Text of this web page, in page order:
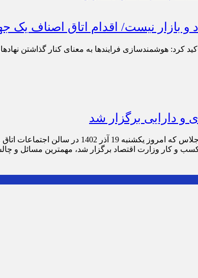
و بازار نیست/ اقدام اتاق اصناف یک
کرد: هوشمندسازی فرایندها به معنای کنار گذاشتن
و دارایی برگزار شد
اتاق اصناف تهران در دهمین اجلاس ماهانه این اتاق میزبان وزیر
و کار وزارت اقتصاد برگزار شد، مهمترین مسائل و